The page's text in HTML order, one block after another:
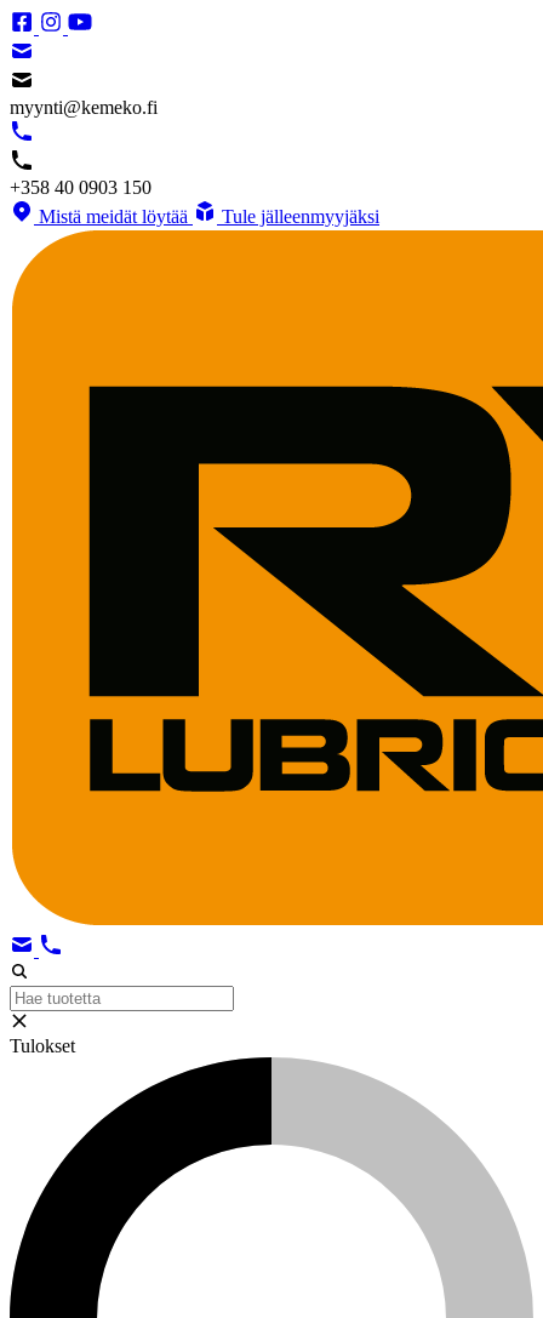
myynti@kemeko.fi
+358 40 0903 150
Mistä meidät löytää
Tule jälleenmyyjäksi
Tulokset